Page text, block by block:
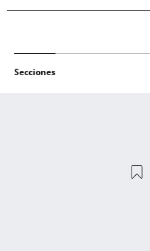
Secciones